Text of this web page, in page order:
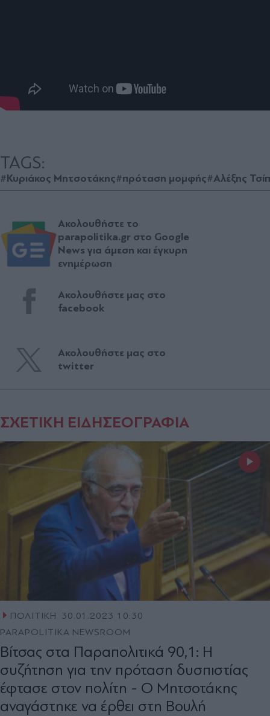
TAGS:
#Κυριάκος Μητσοτάκης#πρόταση μομφής#Αλέξης
Ακολουθήστε το
parapolitika.gr στο Google
News για άμεση και έγκυρη
ενημέρωση
Ακολουθήστε μας στο
facebook
Ακολουθήστε μας στο
twitter
ΣΧΕΤΙΚΗ ΕΙΔΗΣΕΟΓΡΑΦΙΑ
ΠΟΛΙΤΙΚΗ
30.01.2023 10:30
PARAPOLITIKA NEWSROOM
Βίτσας στα Παραπολιτικά 90,1: Η
συζήτηση για την πρόταση δυσπιστίας
έφτασε στον πολίτη - Ο Μητσοτάκης
αναγάστηκε να έρθει στη Βουλή